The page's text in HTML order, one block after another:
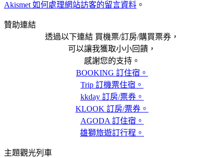
Akismet 如何處理網站訪客的留言資料 。
贊助連結
透過以下連結 買機票/訂房/購買票券，
可以讓我獲取小小回饋，
感謝您的支持。
BOOKING 訂住宿。
Trip 訂機票住宿。
kkday 訂房/票券。
KLOOK 訂房/票券。
AGODA 訂住宿。
雄獅旅遊訂行程。
主題觀光列車